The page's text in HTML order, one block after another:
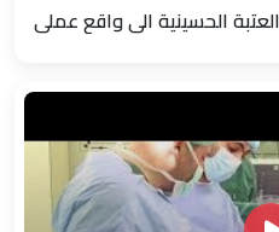
الحسينية الى واقع عملي